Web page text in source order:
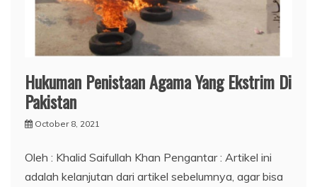
Hukuman Penistaan Agama Yang Ekstrim Di
Pakistan
October 8, 2021
Oleh : Khalid Saifullah Khan Pengantar : Artikel ini
adalah kelanjutan dari artikel sebelumnya, agar bisa